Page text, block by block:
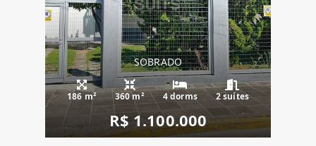
SOBRADO
186 m² 360 m² 4 dorms 2 suítes
R$ 1.100.000